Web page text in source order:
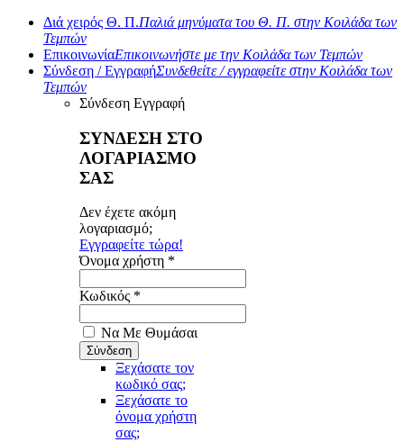
Διά χειρός Θ. Π.Παλιά μηνύματα του Θ. Π. στην Κοιλάδα των
Τεμπών
ΕπικοινωνίαΕπικοινωνήστε με την Κοιλάδα των Τεμπών
Σύνδεση / ΕγγραφήΣυνδεθείτε / εγγραφείτε στην Κοιλάδα των
Τεμπών
Σύνδεση Εγγραφή
ΣΥΝΔΕΣΗ ΣΤΟ
ΛΟΓΑΡΙΑΣΜΟ
ΣΑΣ
Δεν έχετε ακόμη
λογαριασμό;
Εγγραφείτε τώρα!
Όνομα χρήστη *
Κωδικός *
Να Με Θυμάσαι
Ξεχάσατε τον
κωδικό σας;
Ξεχάσατε το
όνομα χρήστη
σας;